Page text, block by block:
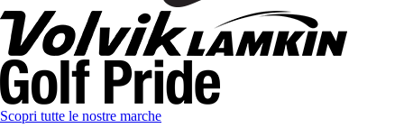
Scopri tutte le nostre marche